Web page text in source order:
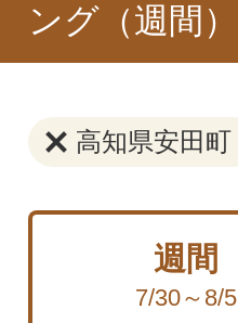
ング（週間）
高知県安田町
週間
7/30～8/5